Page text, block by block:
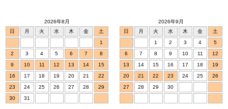
2026年8月
日
月 火 水 木 金
土
1
2
3 4 5 6 7
8
9
10 11 12 13 14
15
16
17 18 19 20 21
22
23
24 25 26 27 28
29
30
31
2026年9月
日
月 火 水 木 金
土
1
2 3 4
5
6
7 8 9 10 11
12
13
14 15 16 17 18
19
20
21 22 23 24 25
26
27
28 29 30